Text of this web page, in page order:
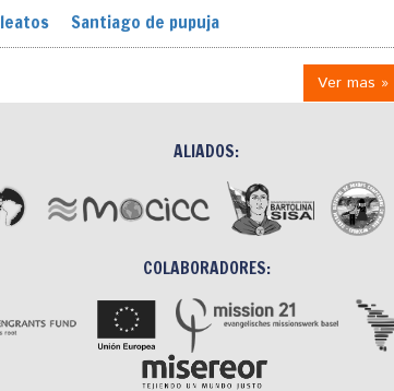
Santiago de pupuja
Ver mas »
ALIADOS:
COLABORADORES: